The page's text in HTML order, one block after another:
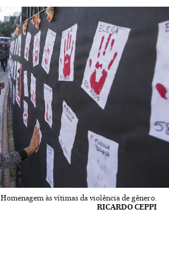
Homenagem às vítimas da violência de gênero.
RICARDO CEPPI